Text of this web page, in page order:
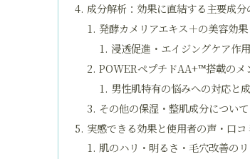
成分解析：効果に直結する主要成分
発酵カメリアエキス＋の美容効
浸透促進・エイジングケア作
POWERペプチドAA+™搭載のメ
男性肌特有の悩みへの対応と
その他の保湿・整肌成分につい
実感できる効果と使用者の声・口コ
肌のハリ・明るさ・毛穴改善の